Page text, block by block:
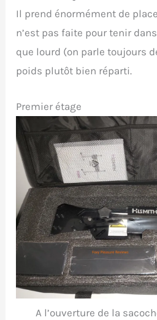
Il prend énormément de
n’est pas faite pour tenir
que lourd (on parle toujours
poids plutôt bien réparti.
Premier étage
A l’ouverture de la